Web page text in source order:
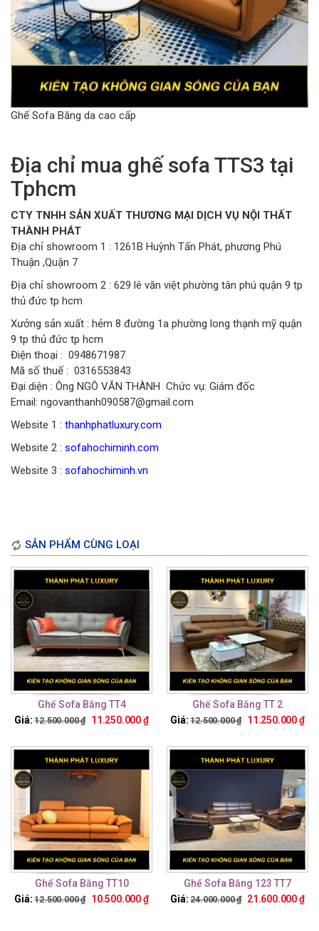
Ghế Sofa Băng da cao cấp
Địa chỉ mua ghế sofa TTS3 tại
Tphcm
CTY TNHH SẢN XUẤT THƯƠNG MẠI DỊCH VỤ NỘI THẤT
THÀNH PHÁT
Địa chỉ showroom 1 : 1261B Huỳnh Tấn Phát, phương Phú
Thuận ,Quận 7
Địa chỉ showroom 2 : 629 lê văn việt phường tân phú quận 9 tp
thủ đức tp hcm
Xưởng sản xuất : hẻm 8 đường 1a phường long thạnh mỹ quận
9 tp thủ đức tp hcm
Điện thoại : 0948671987
Mã số thuế : 0316553843
Đại diện : Ông NGÔ VĂN THÀNH Chức vụ: Giám đốc
Email: ngovanthanh090587@gmail.com
Website 1 : thanhphatluxury.com
Website 2 : sofahochiminh.com
Website 3 : sofahochiminh.vn
SẢN PHẨM CÙNG LOẠI
Ghế Sofa Băng TT4
Giá: 12.500.000₫ 11.250.000₫
Ghế Sofa Băng TT 2
Giá: 12.500.000₫ 11.250.000₫
Ghế Sofa Băng TT10
Giá: 12.500.000₫ 10.500.000₫
Ghế Sofa Băng 123 TT7
Giá: 24.000.000₫ 21.600.000₫